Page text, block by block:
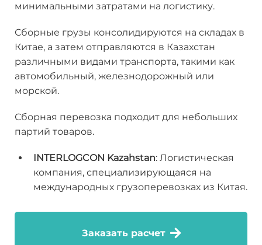
минимальными затратами на логистику.
Сборные грузы консолидируются на складах в
Китае, а затем отправляются в Казахстан
различными видами транспорта, такими как
автомобильный, железнодорожный или
морской.
Сборная перевозка подходит для небольших
партий товаров.
INTERLOGCON Kazahstan: Логистическая
компания, специализирующаяся на
международных грузоперевозках из Китая.
Заказать расчет